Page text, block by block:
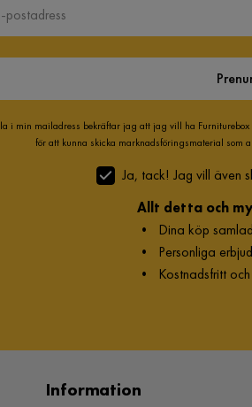
i min mailadress bekräftar jag att jag vill ha
för att kunna skicka marknadsföringsmaterial som
Ja, tack! Jag vill även
Allt detta och
• Dina köp
• Personliga
• Kostnadsfritt
Information